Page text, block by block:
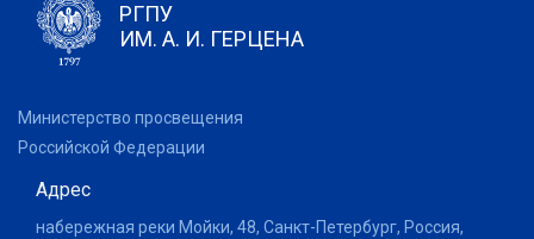
РГПУ
ИМ. А. И. ГЕРЦЕНА
Министерство просвещения
Российской Федерации
Адрес
набережная реки Мойки, 48, Санкт-Петербург, Россия,